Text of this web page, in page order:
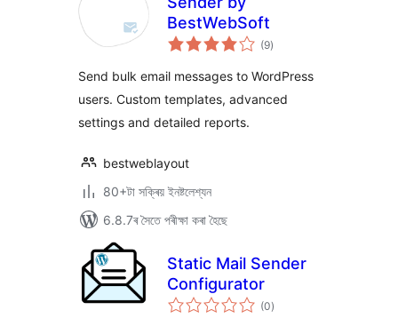
BestWebSoft
(9টা
মুঠ)
Send bulk email messages to WordPress
users. Custom templates, advanced
settings and detailed reports.
bestweblayout
80+টা সক্ৰিয় ইনষ্টলেশ্যন
6.8.7ৰ সৈতে পৰীক্ষা কৰা হৈছে
Static Mail Sender
Configurator
(0টা
মুঠ)